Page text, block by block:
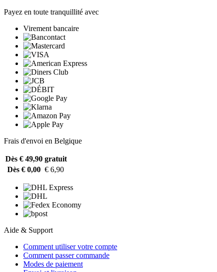
Payez en toute tranquillité avec
Virement bancaire
Frais d'envoi en Belgique
Dès € 49,90 gratuit
Dès € 0,00 € 6,90
Aide & Support
Comment utiliser votre compte
Comment passer commande
Modes de paiement